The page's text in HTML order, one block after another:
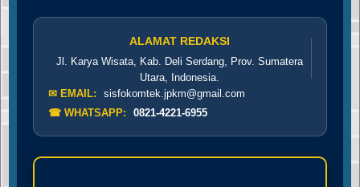
ALAMAT REDAKSI
Jl. Karya Wisata, Kab. Deli Serdang, Prov. Sumatera
Utara, Indonesia.
✉ EMAIL:
sisfokomtek.jpkm@gmail.com
☎ WHATSAPP:
0821-4221-6955